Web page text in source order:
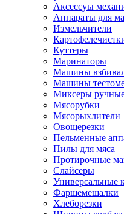
Аксессуы
Аппараты для
Измельчители
Куттеры
Маринаторы
Машины
Машины
Миксеры
Мясорубки
Мясорыхлители
Овощерезки
Пельменные
Пилы для мяса
Протирочные
Слайсеры
Универсальные
Фаршемешалки
Хлеборезки